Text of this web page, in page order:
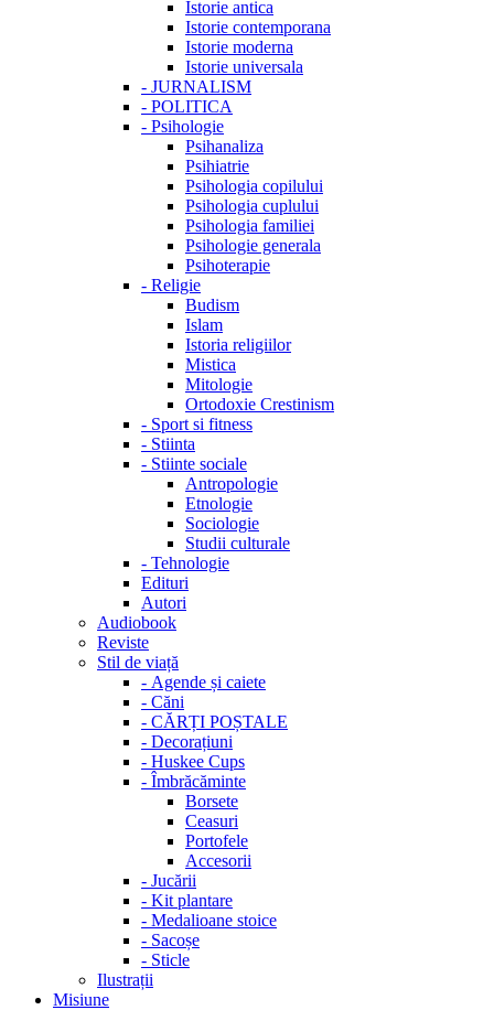
Istorie antica
Istorie contemporana
Istorie moderna
Istorie universala
- JURNALISM
- POLITICA
- Psihologie
Psihanaliza
Psihiatrie
Psihologia copilului
Psihologia cuplului
Psihologia familiei
Psihologie generala
Psihoterapie
- Religie
Budism
Islam
Istoria religiilor
Mistica
Mitologie
Ortodoxie Crestinism
- Sport si fitness
- Stiinta
- Stiinte sociale
Antropologie
Etnologie
Sociologie
Studii culturale
- Tehnologie
Edituri
Autori
Audiobook
Reviste
Stil de viață
- Agende și caiete
- Căni
- CĂRȚI POȘTALE
- Decorațiuni
- Huskee Cups
- Îmbrăcăminte
Borsete
Ceasuri
Portofele
Accesorii
- Jucării
- Kit plantare
- Medalioane stoice
- Sacoșe
- Sticle
Ilustrații
Misiune